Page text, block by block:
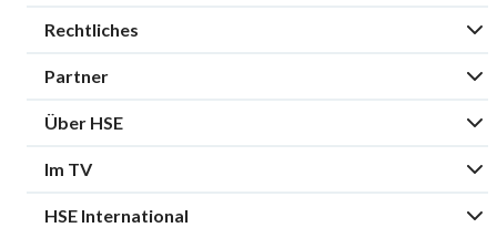
Rechtliches
Partner
Über HSE
Im TV
HSE International